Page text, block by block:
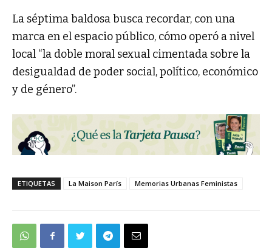
La séptima baldosa busca recordar, con una
marca en el espacio público, cómo operó a nivel
local “la doble moral sexual cimentada sobre la
desigualdad de poder social, político, económico
y de género”.
ETIQUETAS La Maison París Memorias Urbanas Feministas